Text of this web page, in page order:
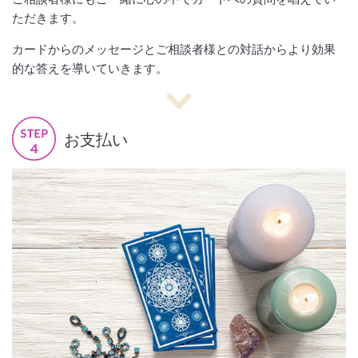
ただきます。
カードからのメッセージとご相談者様との対話からより効果
的な答えを導いていきます。
お支払い